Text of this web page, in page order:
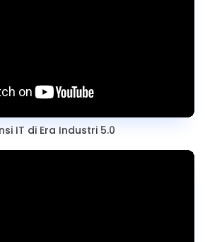
IT di Era Industri 5.0